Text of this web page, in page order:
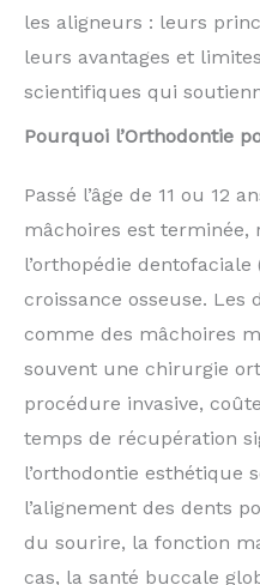
les aligneurs : leurs
leurs avantages et
scientifiques qui
Pourquoi l’Orthodontie
Passé l’âge de 11 ou 12
mâchoires est terminée,
l’orthopédie
croissance osseuse.
comme des mâchoires
souvent une chirurgie
procédure invasive,
temps de récupération
l’orthodontie esthétique
l’alignement des dents
du sourire, la fonction
cas, la santé buccale